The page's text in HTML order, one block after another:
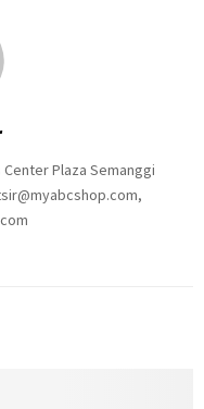
Center Plaza Semanggi